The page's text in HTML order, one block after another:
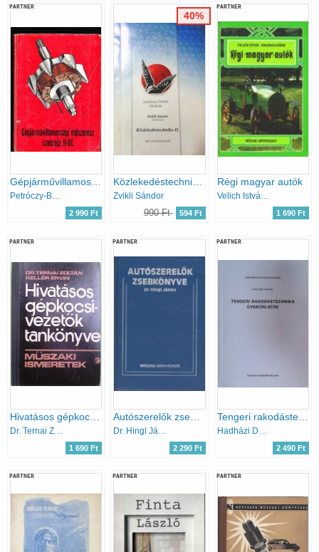
PARTNER
Petróczy-Borsi
2 990 Ft
Zvikli Sándor
990 Ft 594 Ft
40%
PARTNER
Régi magyar autók
Velich István-Fogarasi Gábor
1 690 Ft
PARTNER
1 690 Ft
PARTNER
2 290 Ft
PARTNER
Tengeri rakodástechnika gyakorlatok
2 490 Ft
PARTNER PARTNER PARTNER